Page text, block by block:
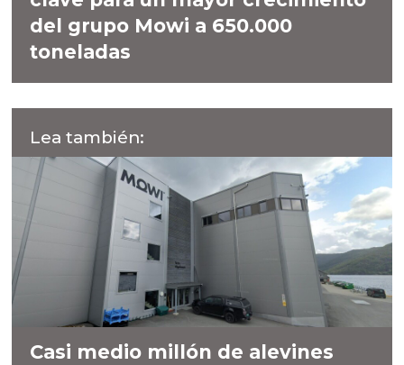
del grupo Mowi a 650.000
toneladas
Lea también:
Casi medio millón de alevines